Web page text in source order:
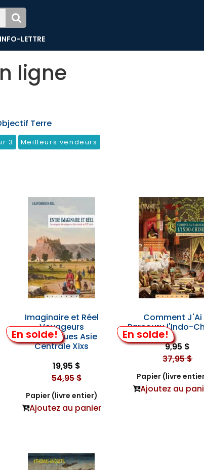
INFO-LETTRE
ligne
Terre
3 Meilleurs vendeurs
En solde!
Imaginaire et Réel
Voyageurs
Britanniques Asie
Centrale Xixs
19,95 $
54,95 $
Papier (livre entier)
Ajoutez au panier
En solde!
Comment J'Ai
Parcouru l'Indo-
9,95 $
37,95 $
Papier (livre
Ajoutez au